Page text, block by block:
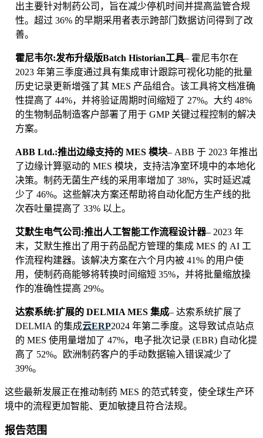
出主要针对制药公司，旨在减少停机时间并提高监管合规
性。超过 36% 的早期采用者表示跨部门数据访问得到了改
善。
霍尼韦尔:发布升级版Batch Historian工具– 霍尼韦尔在
2023 年第三季度通过具有集成审计跟踪可视化功能的批量
历史记录更新增强了其 MES 产品组合。该工具将文档准确
性提高了 44%，并将验证周期时间缩短了 27%。大约 48%
的生物制品制造客户部署了用于 GMP 关键过程控制的解决
方案。
ABB Ltd.:推出边缘支持的 MES 模块– ABB 于 2023 年推出
了边缘计算驱动的 MES 模块，支持洁净室环境中的本地化
决策。制药无菌生产线的采用率增加了 38%，实时延迟减
少了 46%。这些解决方案还帮助将自动化配方生产线的批
次吞吐量提高了 33% 以上。
艾默生电气公司:推出人工智能工作流程设计器– 2023 年
末，艾默生推出了用于药品配方管理的集成 MES 的 AI 工
作流程构建器。该解决方案在六个月内被 41% 的用户使
用，使制药商能够将转换时间缩短 35%，并将批量缩放操
作的准确性提高 29%。
达索系统:扩展的 DELMIA MES 集成– 达索系统扩展了
DELMIA 的集成云ERP2024 年第二季度。这导致试点站点
的 MES 使用量增加了 47%，电子批次记录 (EBR) 自动化提
高了 52%。欧洲制药客户的手动数据输入错误减少了
39%。
这些最新发展正在推动制药 MES 的范式转变，使全球生产环
境中的流程更加智能、更加敏捷且符合法规。
报告范围